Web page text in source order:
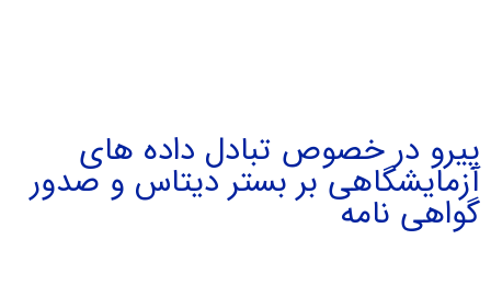
پشتیبانی
پیرو در خصوص تبادل داده های
آزمایشگاهی بر بستر دیتاس و صدور
گواهی نامه